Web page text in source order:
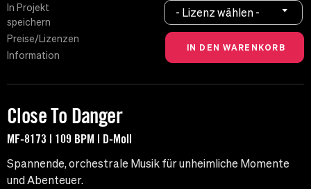
In Projekt
speichern
Preise/Lizenzen
Information
- Lizenz wählen -
Close To Danger
MF-8173 | 109 BPM | D-Moll
Spannende, orchestrale Musik für unheimliche Momente
und Abenteuer.